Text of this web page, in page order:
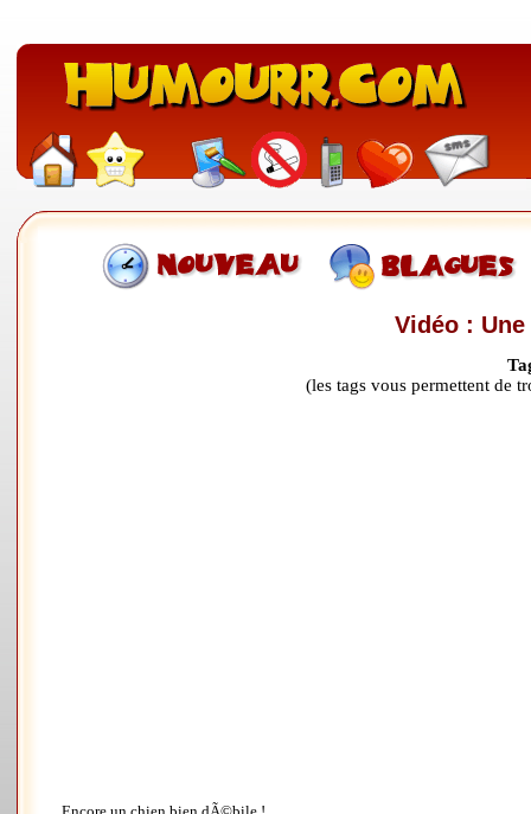
Vidéo :
(les tags vous permettent de